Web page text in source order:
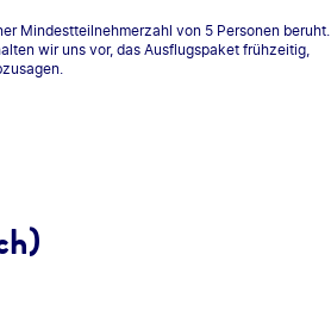
Mindestteilnehmerzahl von 5 Personen beruht.
wir uns vor, das Ausflugspaket frühzeitig,